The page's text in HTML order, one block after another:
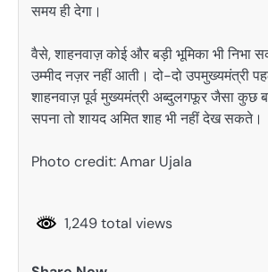
समय ही देगा।
वैसे, शाहनवाज़ कोई और बड़ी भूमिका भी निभा
उम्मीद नज़र नहीं आती। दो-दो उपमुख्यमंत्री
शाहनवाज़ पूर्व मुख्यमंत्री अब्दुलगफूर जैसा
सपना तो शायद अमित शाह भी नहीं देख सकते।
Photo credit: Amar Ujala
1,249 total views